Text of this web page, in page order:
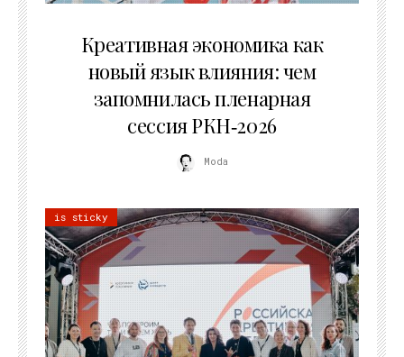
Креативная экономика как
новый язык влияния: чем
запомнилась пленарная
сессия РКН‑2026
Moda
is sticky